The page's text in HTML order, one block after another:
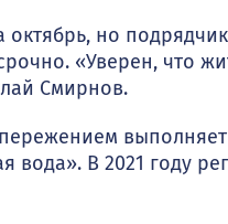
но
«Уверен, что
Смирнов.
вода». В 2021 году